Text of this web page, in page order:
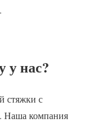
у нас?
стяжки с
Наша компания